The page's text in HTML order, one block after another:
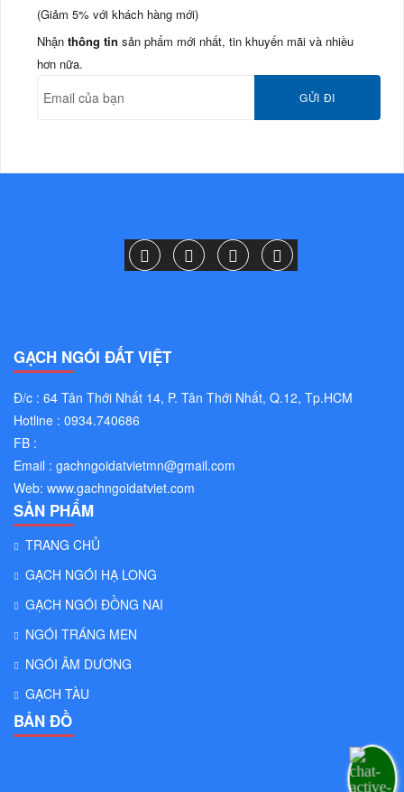
(Giảm 5% với khách hàng mới)
Nhận thông tin sản phẩm mới nhất, tin khuyến mãi và nhiều
hơn nữa.
GẠCH NGÓI ĐẤT VIỆT
Đ/c : 64 Tân Thới Nhất 14, P. Tân Thới Nhất, Q.12, Tp.HCM
Hotline : 0934.740686
FB :
Email : gachngoidatvietmn@gmail.com
Web: www.gachngoidatviet.com
SẢN PHẨM
TRANG CHỦ
GẠCH NGÓI HẠ LONG
GẠCH NGÓI ĐỒNG NAI
NGÓI TRÁNG MEN
NGÓI ÂM DƯƠNG
GẠCH TÀU
BẢN ĐỒ